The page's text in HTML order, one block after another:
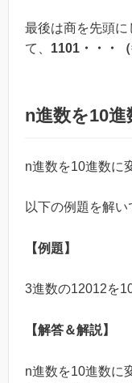
最後は商を先頭
て、 1101・・・（
n進数を10
n進数を10進数に
以下の例題を解い
【例題】
3進数の12012を
【解答＆解説】
n進数を10進数に